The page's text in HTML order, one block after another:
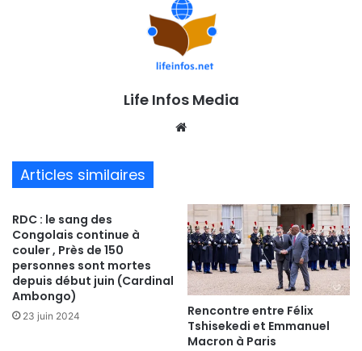
Life Infos Media
Articles similaires
RDC : le sang des
Congolais continue à
couler , Près de 150
personnes sont mortes
depuis début juin (Cardinal
Ambongo)
23 juin 2024
Rencontre entre Félix
Tshisekedi et Emmanuel
Macron à Paris